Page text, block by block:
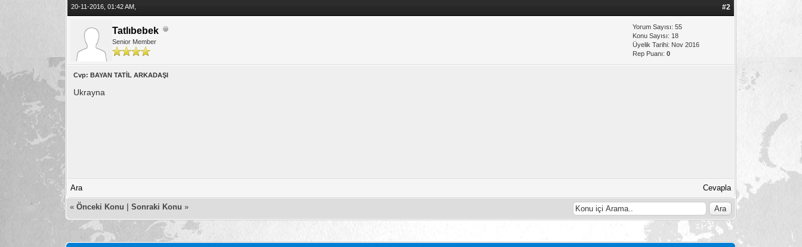
20-11-2016, 01:42 AM, #2
Tatlıbebek
Senior Member
Yorum Sayısı: 55
Konu Sayısı: 18
Üyelik Tarihi: Nov 2016
Rep Puanı:0
Cvp: BAYAN TATİL ARKADAŞI
Ukrayna
Ara Cevapla
«Önceki Konu |Sonraki Konu »